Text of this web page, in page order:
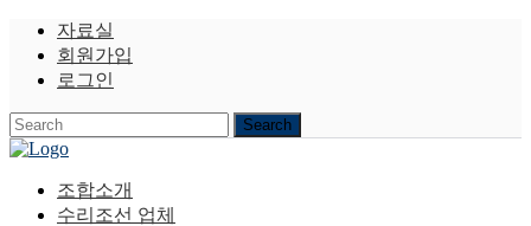
자료실
회원가입
로그인
조합소개
수리조선 업체